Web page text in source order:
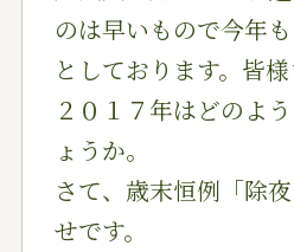
のは早いもので今年
としております。皆様
２ ０１７年はどのよ
ょうか。
さて、歳末恒例「除
せです。